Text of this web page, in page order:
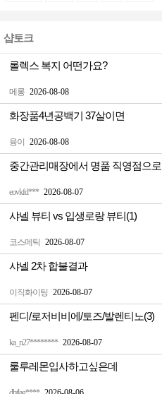
샵토크
메롱 2026-08-08
롤렉스 복지 어떤가요?
융이 2026-08-08
화장품4년공백기 37살이면
eovkfd*** 2026-08-07
중간관리매장에서 명품 직영점으
코스메틱 2026-08-07
샤넬 뷰티 vs 입생로랑 뷰티(1)
이직화이팅 2026-08-07
샤넬 2차 합불결과
ka_n27******** 2026-08-07
펜디/로저비비에/토즈/발렌티노(3)
룰루레몬입사하고싶은데